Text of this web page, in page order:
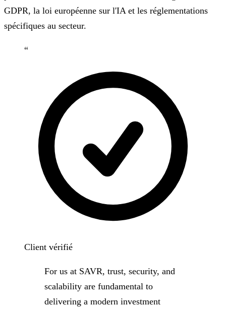
GDPR, la loi européenne sur l'IA et les réglementations
spécifiques au secteur.
“
Client vérifié
For us at SAVR, trust, security, and
scalability are fundamental to
delivering a modern investment